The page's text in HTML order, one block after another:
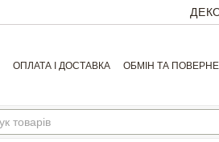
ОПЛАТА І ДОСТАВКА ОБМІН ТА